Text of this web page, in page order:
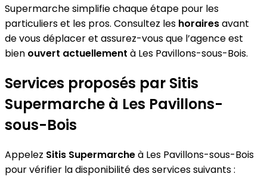
Supermarche simplifie chaque étape pour les
particuliers et les pros. Consultez les horairesavant
de vous déplacer et assurez-vous que l’agence est
bien ouvert actuellement à Les Pavillons-sous-Bois.
Services proposés par Sitis
Supermarche à Les Pavillons-
sous-Bois
Appelez Sitis Supermarcheà Les Pavillons-sous-Bois
pour vérifier la disponibilité des services suivants :